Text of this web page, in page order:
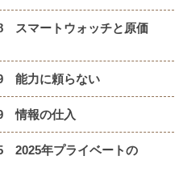
スマートウォッチと原価
能力に頼らない
情報の仕入
2025年プライベートの